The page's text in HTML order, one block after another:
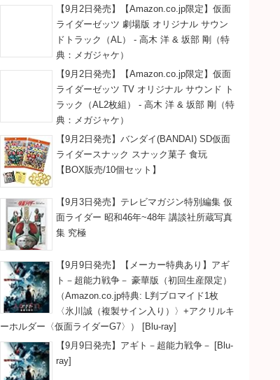
【9月2日発売】【Amazon.co.jp限定】仮面
ライダーゼッツ 劇場版 オリジナル サウン
ドトラック（AL） - 高木 洋 & 坂部 剛（特
典：メガジャケ）
【9月2日発売】【Amazon.co.jp限定】仮面
ライダーゼッツ TV オリジナル サウンド ト
ラック（AL2枚組） - 高木 洋 & 坂部 剛（特
典：メガジャケ）
【9月2日発売】バンダイ(BANDAI) SD仮面
ライダースナック スナック菓子 食玩
【BOX販売/10個セット】
【9月3日発売】テレビマガジン特別編集 仮
面ライダー 昭和46年~48年 講談社所蔵写真
集 究極
【9月9日発売】【メーカー特典あり】アギ
ト－超能力戦争－ 豪華版（初回生産限定）
（Amazon.co.jp特典: L判ブロマイド1枚
〈氷川誠（複製サイン入り）〉+アクリルキ
ーホルダー〈仮面ライダーG7〉） [Blu-ray]
【9月9日発売】アギト－超能力戦争－ [Blu-
ray]